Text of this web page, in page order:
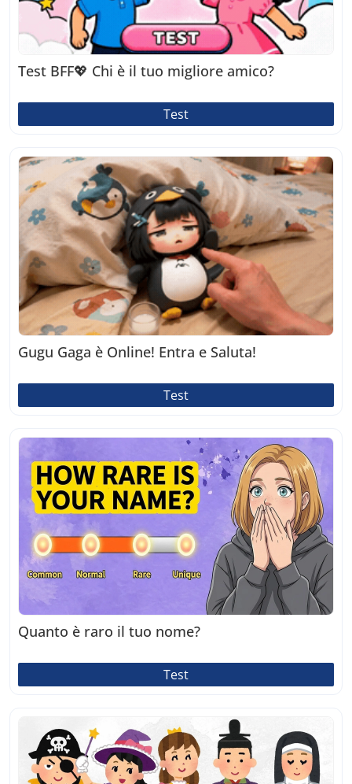
Test BFF💖 Chi è il tuo migliore amico?
Test
Gugu Gaga è Online! Entra e Saluta!
Test
Quanto è raro il tuo nome?
Test